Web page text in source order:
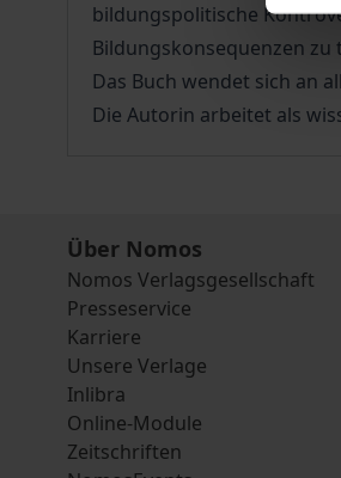
bildungspolitische
Bildungskonsequenzen zu
Das Buch wendet sich an
Die Autorin arbeitet als
Über Nomos
Nomos Verlagsgesellschaft
Presseservice
Karriere
Unsere Verlage
Inlibra
Online-Module
Zeitschriften